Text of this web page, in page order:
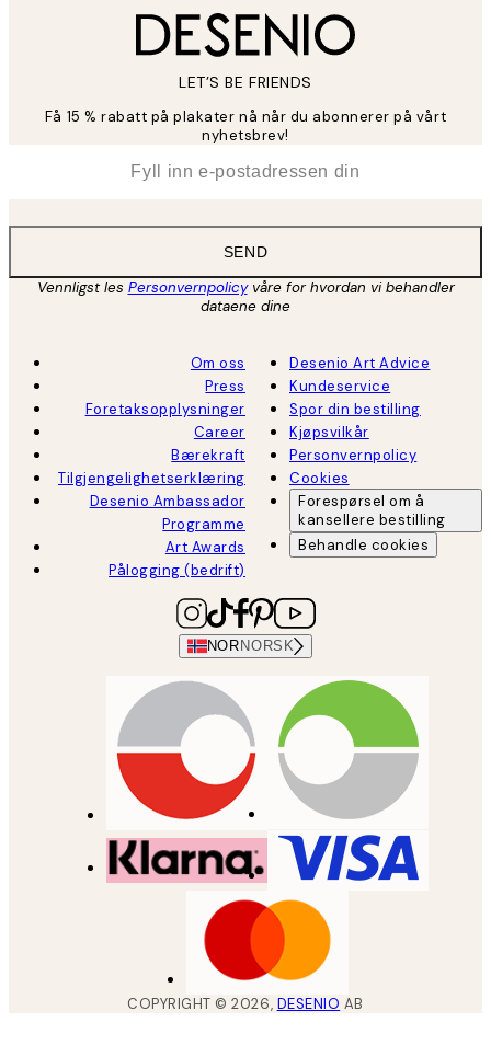
LET’S BE FRIENDS
Få 15 % rabatt på plakater nå når du abonnerer på vårt
nyhetsbrev!
SEND
Vennligst les Personvernpolicyvåre for hvordan vi behandler
dataene dine
Om oss
Press
Foretaksopplysninger
Career
Bærekraft
Tilgjengelighetserklæring
Desenio Ambassador
Programme
Art Awards
Pålogging (bedrift)
Desenio Art Advice
Kundeservice
Spor din bestilling
Kjøpsvilkår
Personvernpolicy
Cookies
Forespørsel om å
kansellere bestilling
Behandle cookies
NOR NORSK
COPYRIGHT ©2026, DESENIO AB